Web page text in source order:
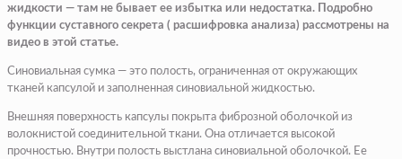
жидкости — там не бывает ее избытка или недостатка. Подробно
функции суставного секрета ( расшифровка анализа) рассмотрены на
видео в этой статье.
Синовиальная сумка — это полость, ограниченная от окружающих
тканей капсулой и заполненная синовиальной жидкостью.
Внешняя поверхность капсулы покрыта фиброзной оболочкой из
волокнистой соединительной ткани. Она отличается высокой
прочностью. Внутри полость выстлана синовиальной оболочкой. Ее